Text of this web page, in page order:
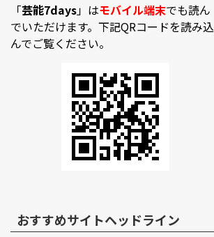
「芸能7days」はモバイル端末でも読ん
でいただけます。下記QRコードを読み込
んでご覧ください。
おすすめサイトヘッドライン